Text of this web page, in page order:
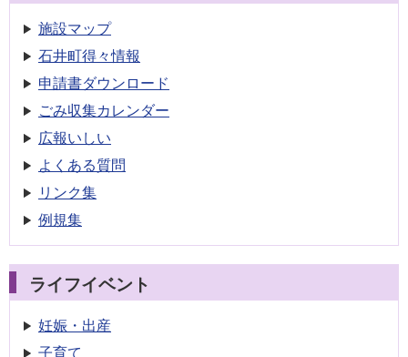
施設マップ
石井町得々情報
申請書ダウンロード
ごみ収集カレンダー
広報いしい
よくある質問
リンク集
例規集
ライフイベント
妊娠・出産
子育て